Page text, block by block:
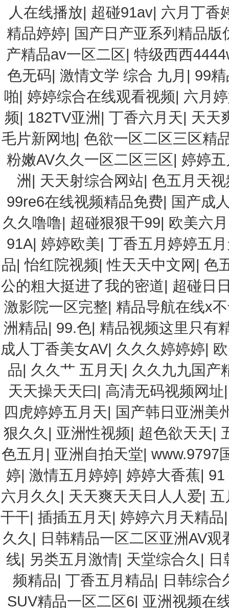
人在线播放| 超碰91av| 六月丁香
精品婷婷| 国产日产亚系列精品版
产精品av一区二区|特级西西
色无码| 激情文学 综合 九月 | 99
啪| 婷婷综合在线观看视频| 六月
频| 182TV亚洲 | 丁香六月天| 天天
毛片新网地| 色欲一区二区三区精
粉嫩AV久久一区二区三区| 婷婷
洲 | 天天射综合网站|色五月天
99re6在线视频精品免费| 国产成
久久噜噜| 超碰狠狠干99| 欧美六月
91A| 婷婷欧美| 丁香五月婷婷五
品|怡红院视频|性天天中文网| 色
公的粗大挺进了我的密道| 超碰日
激影院一区完整|精品导航在线x
洲精品| 99.色| 精品视频这里只有
成人丁香美女AV| 久久久婷婷婷|
品| 久久艹 五月天| 久久九九国产
天天操天天曰| 高清无码视频网址
四虎婷婷五月天| 国产韩日亚洲美
狠久久 | 亚洲性视频| 超色欲天天|
色五月 | 亚洲自拍天堂| www.9797
婷| 激情五月婷婷| 婷婷大香蕉| 91
六月久久 | 天天爽天天日人人爱| 五
干干|插插五月天| 婷婷六月天精品
久久 | 日韩精品一区二区亚洲AV观
线| 另类五月激情| 天堂综合久 | 日
频精品|丁香五月精品| 日韩综合
SUV精品一区二区6| 亚洲视频在